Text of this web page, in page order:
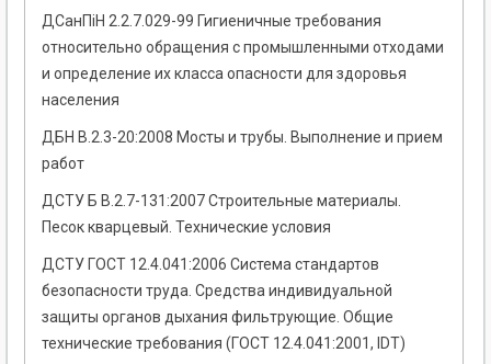
ДСанПіН 2.2.7.029-99 Гигиеничные требования
относительно обращения с промышленными отходами
и определение их класса опасности для здоровья
населения
ДБН В.2.3-20:2008 Мосты и трубы. Выполнение и прием
работ
ДСТУ Б В.2.7-131:2007 Строительные материалы.
Песок кварцевый. Технические условия
ДСТУ ГОСТ 12.4.041:2006 Система стандартов
безопасности труда. Средства индивидуальной
защиты органов дыхания фильтрующие. Общие
технические требования (ГОСТ 12.4.041:2001, IDT)